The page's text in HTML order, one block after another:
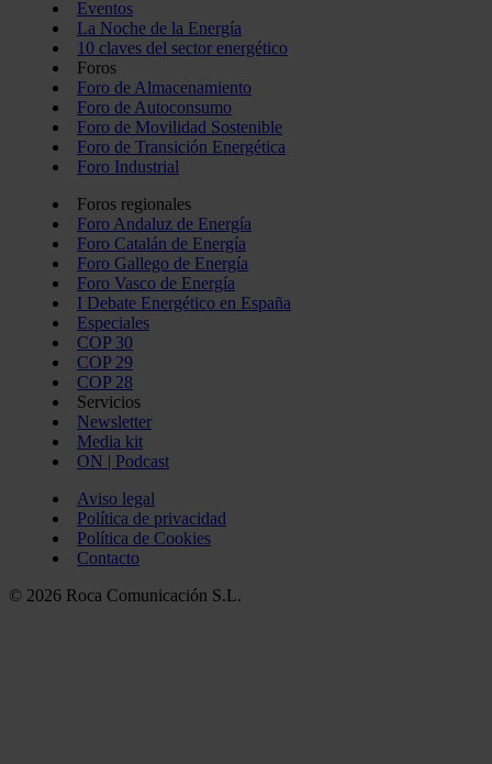
Eventos
La Noche de la Energía
10 claves del sector energético
Foros
Foro de Almacenamiento
Foro de Autoconsumo
Foro de Movilidad Sostenible
Foro de Transición Energética
Foro Industrial
Foros regionales
Foro Andaluz de Energía
Foro Catalán de Energía
Foro Gallego de Energía
Foro Vasco de Energía
I Debate Energético en España
Especiales
COP 30
COP 29
COP 28
Servicios
Newsletter
Media kit
ON | Podcast
Aviso legal
Política de privacidad
Política de Cookies
Contacto
© 2026 Roca Comunicación S.L.